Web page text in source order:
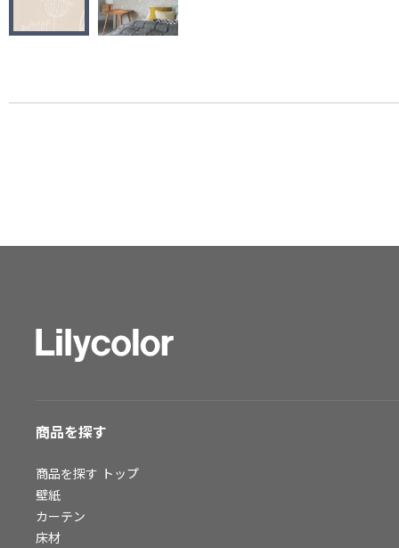
#リリカラのある暮らし
大阪ショールーム
仙台ショールーム
お客様サポート
お客様サポート トップ
資料ダウンロード
画像ダウンロード
動画一覧
商品を探す
商品を探す トップ
壁紙
カーテン
床材